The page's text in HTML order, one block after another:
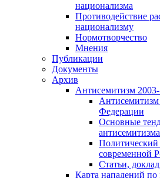
национализма
Противодействие
национализму
Нормотворчество
Мнения
Публикации
Документы
Архив
Антисемитизм
Антисемитизм
Федерации
Основные
Политический
современной
Статьи,
Карта нападений по